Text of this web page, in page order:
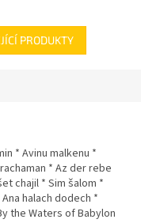
PRODUKTY
* Avinu malkenu *
* Az der rebe
chajil * Sim šalom *
halach dodech *
the Waters of Babylon